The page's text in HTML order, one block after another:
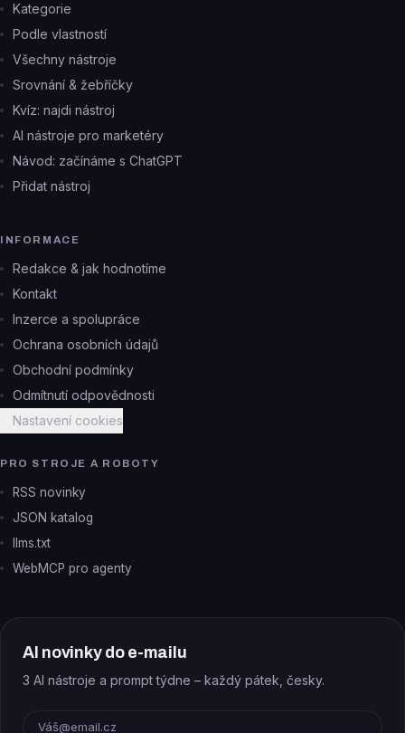
Kategorie
Podle vlastností
Všechny nástroje
Srovnání & žebříčky
Kvíz: najdi nástroj
AI nástroje pro marketéry
Návod: začínáme s ChatGPT
Přidat nástroj
INFORMACE
Redakce & jak hodnotíme
Kontakt
Inzerce a spolupráce
Ochrana osobních údajů
Obchodní podmínky
Odmítnutí odpovědnosti
Nastavení cookies
PRO STROJE A ROBOTY
RSS novinky
JSON katalog
llms.txt
WebMCP pro agenty
AI novinky do e-mailu
3 AI nástroje a prompt týdne – každý pátek, česky.